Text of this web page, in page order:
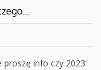
proszę info czy 2023